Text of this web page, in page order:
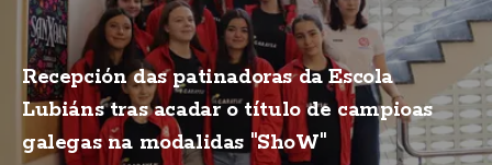
Recepción das patinadoras da Escola
Lubiáns tras acadar o título de campioas
galegas na modalidas "ShoW"